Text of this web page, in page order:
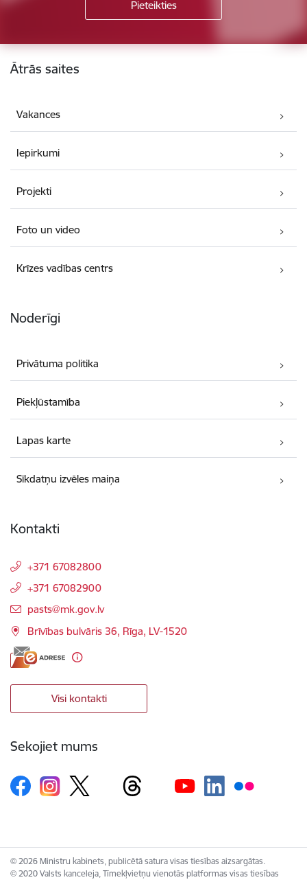
Kājene
Ātrās saites
Vakances
Iepirkumi
Projekti
Foto un video
Krīzes vadības centrs
Noderīgi
Privātuma politika
Piekļūstamība
Lapas karte
Sīkdatņu izvēles maiņa
Kontakti
+371 67082800
+371 67082900
E-pasts:
pasts@mk.gov.lv
Brīvības bulvāris 36, Rīga, LV-1520
Visi kontakti
Sekojiet mums
© 2026 Ministru kabinets, publicētā satura visas tiesības aizsargātas.
© 2020 Valsts kanceleja, Tīmekļvietņu vienotās platformas visas tiesības